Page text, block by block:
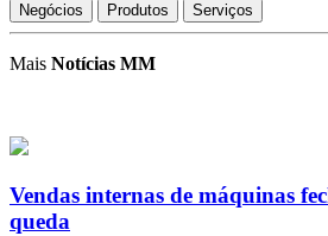
Negócios Produtos Serviços
Mais Notícias MM
Vendas internas de máquinas
queda